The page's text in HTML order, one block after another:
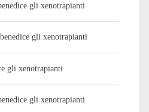
gli xenotrapianti
gli xenotrapianti
gli xenotrapianti
gli xenotrapianti